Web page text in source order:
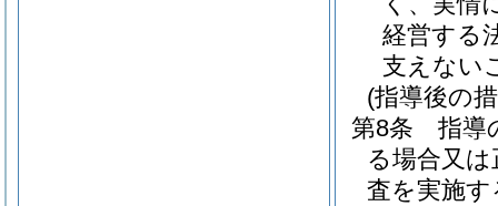
経営する
支えない
(指導後の
第8条
指導
る場合又
査を実施